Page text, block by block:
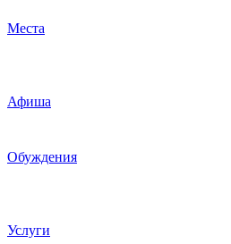
Места
Афиша
Обуждения
Услуги